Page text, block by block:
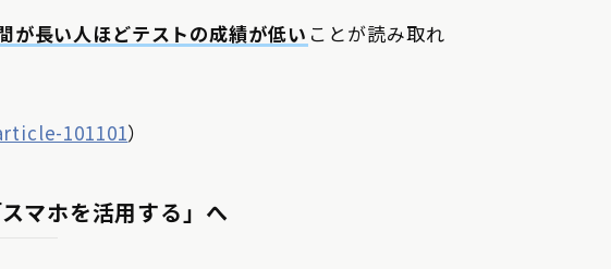
が長い人ほどテストの成績が低い ことが読み取れ
101101）
マホを活用する」へ